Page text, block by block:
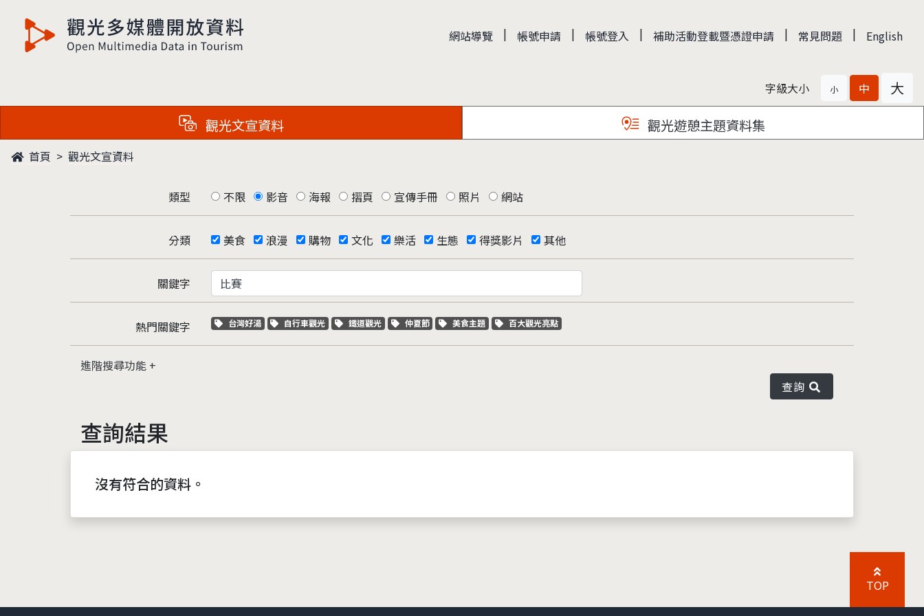
觀光多媒體開放資料 網站導覽 | 帳號申請 | 帳號登入 | 補助活動登載暨憑證申請 | 常見問題 | English
字級大小 小 中 大
觀光文宣資料 觀光遊憩主題資料集
首頁 觀光文宣資料
類型 不限 影音 海報 摺頁 宣傳手冊 照片 網站
分類 美食 浪漫 購物 文化 樂活 生態 得獎影片 其他
關鍵字
熱門關鍵字 關鍵字標籤
台灣好湯 關鍵字標籤
自行車觀光 關鍵字標籤
鐵道觀光 關鍵字標籤
仲夏節 關鍵字標籤
美食主題 關鍵字標籤
百大觀光亮點
進階搜尋功能
查詢
查詢結果
沒有符合的資料。
TOP